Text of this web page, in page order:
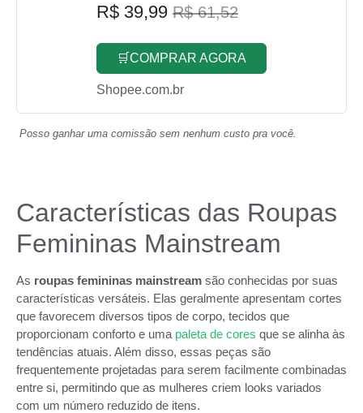
R$ 39,99 R$ 61,52
🛒COMPRAR AGORA
Shopee.com.br
Posso ganhar uma comissão sem nenhum custo pra você.
Características das Roupas
Femininas Mainstream
As roupas femininas mainstream são conhecidas por suas
características versáteis. Elas geralmente apresentam cortes
que favorecem diversos tipos de corpo, tecidos que
proporcionam conforto e uma paleta de cores que se alinha às
tendências atuais. Além disso, essas peças são
frequentemente projetadas para serem facilmente combinadas
entre si, permitindo que as mulheres criem looks variados
com um número reduzido de itens.